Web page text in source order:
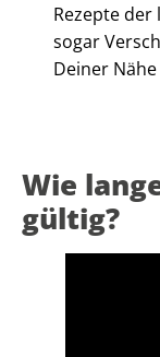
Rezepte der
sogar
Deiner
Wie
gültig?